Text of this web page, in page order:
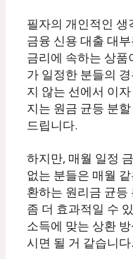
필자의 개인적인 생
금융 신용 대출 대
금리에 속하는 상품
가 일정한 분들의
지 않는 선에서 이
지는 원금 균등 분
드립니다.
하지만, 매월 일정
없는 분들은 매월
환하는 원리금 균등
좀 더 효과적일 수
소득에 맞는 상환
시면 될 거 같습니다.